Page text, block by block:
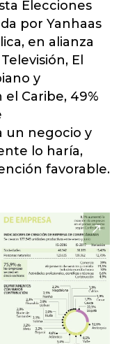
Elecciones
por Yanhaas
en alianza
El
y
Caribe, 49%
un negocio y
lo haría,
favorable.